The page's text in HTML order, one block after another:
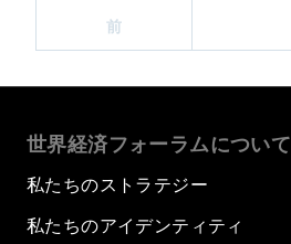
前
世界経済フォーラムについて
私たちのストラテジー
私たちのアイデンティティ